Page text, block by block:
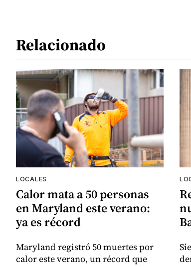
Relacionado
LOCALES
Calor mata a 50 personas
en Maryland este verano:
ya es récord
Maryland registró 50 muertes por
calor este verano, un récord que